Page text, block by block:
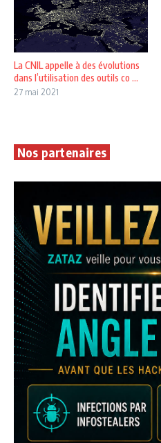
La CNIL appelle à des évolutions
dans l’utilisation des outils co ...
27 mai 2021
Nos partenaires